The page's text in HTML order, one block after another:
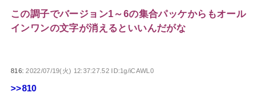
この調子でバージョン1～6の集合パッケからもオール
インワンの文字が消えるといいんだがな
816:2022/07/19(火) 12:37:27.52 ID:1g/iCAWL0
>>810